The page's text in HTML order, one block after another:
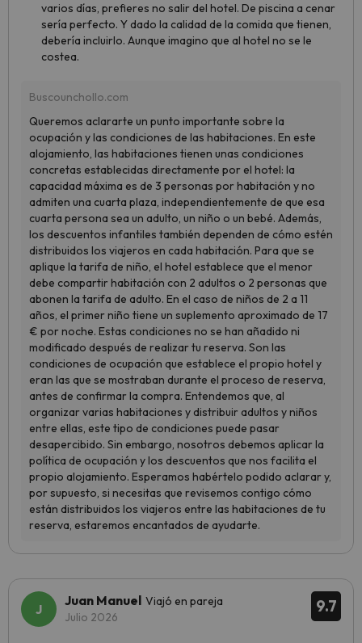
varios días, prefieres no salir del hotel. De piscina a cenar
sería perfecto. Y dado la calidad de la comida que tienen,
debería incluirlo. Aunque imagino que al hotel no se le
costea.
9.7
Juan Manuel Viajó en pareja
Julio 2026